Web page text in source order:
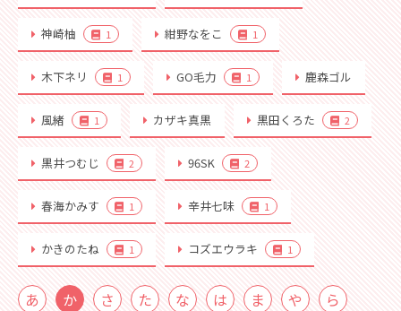
神崎柚 1 紺野なをこ 1
木下ネリ 1 GO毛力 1 鹿森ゴル
風緒 1 カザキ真黒 黒田くろた 2
黒井つむじ 2 96SK 2
春海かみす 1 辛井七味 1
かきのたね 1 コズエウラキ 1
あ か さ た な は ま や
ら